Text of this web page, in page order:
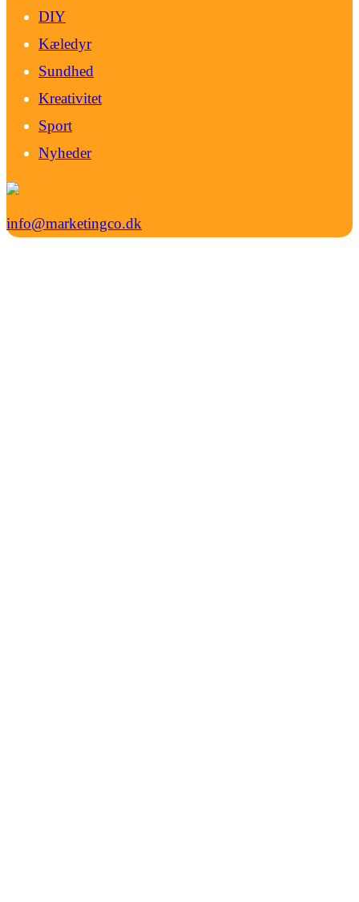
DIY
Kæledyr
Sundhed
Kreativitet
Sport
Nyheder
info@marketingco.dk